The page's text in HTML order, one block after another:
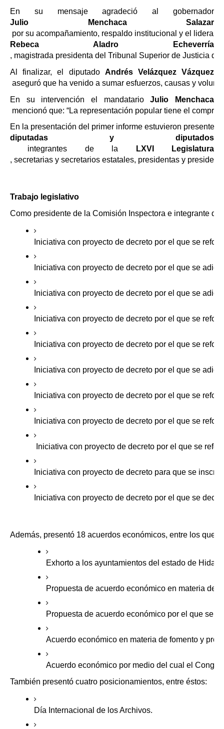
En su mensaje agradeció al gobernador
Julio Menchaca Salazar
por su acompañamiento, respaldo institucional y el
Rebeca Aladro Echeverría
, magistrada presidenta del Tribunal Superior de Justicia
Al finalizar, el diputado Andrés Velázquez Vázquez
aseguró que ha venido a sumar esfuerzos, causas y
En su intervención el mandatario Julio Menchaca
mencionó que: “La representación popular tiene el
En la presentación del primer informe estuvieron presentes
diputadas y diputados
integrantes de la
LXVI Legislatura
, secretarias y secretarios estatales, presidentas y
Trabajo legislativo
Como presidente de la Comisión Inspectora e integrante
Iniciativa con proyecto de decreto por el que se
Iniciativa con proyecto de decreto por el que se
Iniciativa con proyecto de decreto por el que se
Iniciativa con proyecto de decreto por el que se
Iniciativa con proyecto de decreto por el que se
Iniciativa con proyecto de decreto por el que se
Iniciativa con proyecto de decreto por el que se
Iniciativa con proyecto de decreto por el que se
Iniciativa con proyecto de decreto por el que se
Iniciativa con proyecto de decreto para que se
Iniciativa con proyecto de decreto por el que se
Además, presentó 18 acuerdos económicos, entre los que
Exhorto a los ayuntamientos del estado de
Propuesta de acuerdo económico en materia de
Propuesta de acuerdo económico por el que se
Acuerdo económico en materia de fomento y
Acuerdo económico por medio del cual el
También presentó cuatro posicionamientos, entre éstos:
Día Internacional de los Archivos.